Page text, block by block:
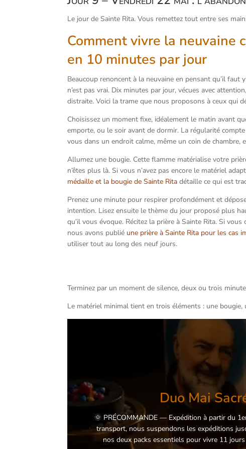
Le jour de Sainte Rita. Vous remettez tout entre ses
Comment vivre la neuvaine
en 10 minutes par jour
Beaucoup renoncent à la neuvaine en pensant qu’il faut
n’est pas vrai. Dix minutes par jour, vécues avec
distraite. Voici la trame que nous proposons à ceux qui
Choisissez un moment fixe, idéalement le matin avant
emporte, ou le soir avant de dormir. La régularité
vous dans un endroit calme, même un coin de chambre,
Allumez une bougie. Cette flamme matérialise votre
n’êtes plus là. Si vous n’avez pas encore le matériel
médaille et la bougie de Sainte Rita détaille ce qui est
Prenez une minute pour respirer profondément et
intention. Lisez ensuite le thème du jour proposé plus
qu’il vous évoque. Récitez la prière à Sainte Rita. Si
nous avons publié une prière à Sainte Rita pour les cas
utiliser tout au long des neuf jours.
Terminez par un moment de silence, deux ou trois
Le matériel minimal tient en trois éléments : une bougie,
Duo Mai
🌞 PRÉCOMMANDE — Expédition à partir du
transport, nous suspendons les expéditions
nos deux packs essentiels pour vivre 11